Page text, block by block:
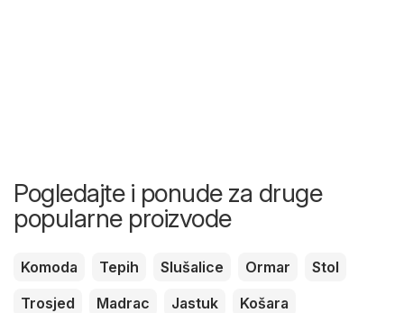
Pogledajte i ponude za druge
popularne proizvode
Komoda Tepih Slušalice Ormar
Stol
Trosjed
Madrac Jastuk
Košara